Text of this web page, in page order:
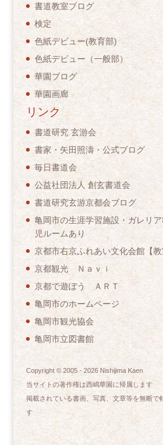
書道教室ブログ
検定
色紙デビュー(教育部)
色紙デビュー（一般部）
華園ブログ
華園画廊
リンク
書道研究 玄游会
書家・矢田照濤・公式ブログ
毎日書道会
公益社団法人 創玄書道会
書道研究玄游京都会ブログ
亀岡市の生涯学習施設・ガレリ
児ルームあり
京都市右京ふれあい文化会館【教
京都観光 Ｎａｖｉ
京都で遊ぼう ＡＲＴ
亀岡市のホームページ
亀岡市観光協会
亀岡市立図書館
Copyright © 2005 - 2026Nishijima Kaen
当サイトの著作権は西嶋華園に帰属します
掲載されている書画、写真、文章等を無断で
す